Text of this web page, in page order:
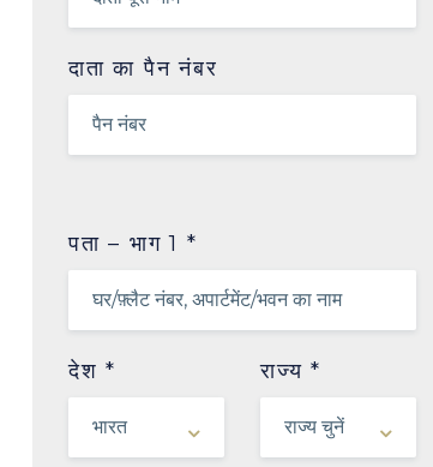
दाता का पैन नंबर
पता – भाग 1 *
देश * राज्य *